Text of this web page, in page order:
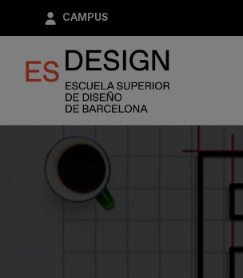
principal
CAMPUS